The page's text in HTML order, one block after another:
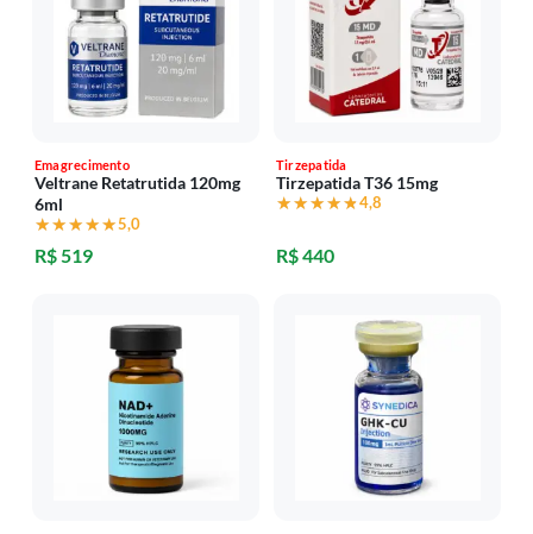
Emagrecimento
Veltrane Retatrutida 120mg
6ml
★★★★★
★★★★★5,0
R$ 519
Tirzepatida
Tirzepatida T36 15mg
★★★★★
★★★★★4,8
R$ 440